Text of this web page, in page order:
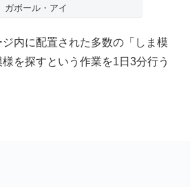
ガボール・アイ
内に配置された多数の「しま模
を探すという作業を1日3分行う